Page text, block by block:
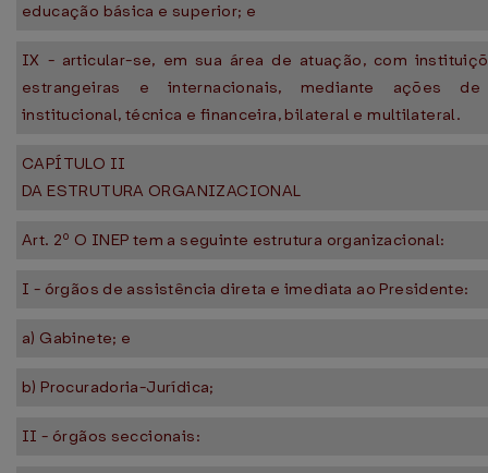
educação básica e superior; e
IX - articular-se, em sua área de atuação, com
estrangeiras e internacionais, mediante ações de
institucional, técnica e financeira, bilateral e multilateral.
CAPÍTULO II
DA ESTRUTURA ORGANIZACIONAL
Art. 2º O INEP tem a seguinte estrutura organizacional:
I - órgãos de assistência direta e imediata ao Presidente:
a) Gabinete; e
b) Procuradoria-Jurídica;
II - órgãos seccionais: